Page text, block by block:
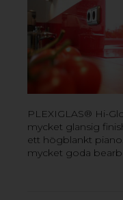
PLEXIGLAS® Hi-
mycket glansig
ett högblankt
mycket goda
› Akrylskivor och
› Hög
› Akrylskivor
perfekt för
› Mångsidigt
› Hög
VILL DU